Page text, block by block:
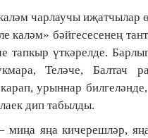
чарлаучы иҗатчылар
каләм» бәйгесесенең
тапкыр үткәрелде.
Теләче, Балтач
карап, урыннар
дип табылды.
яңа кичерешләр,